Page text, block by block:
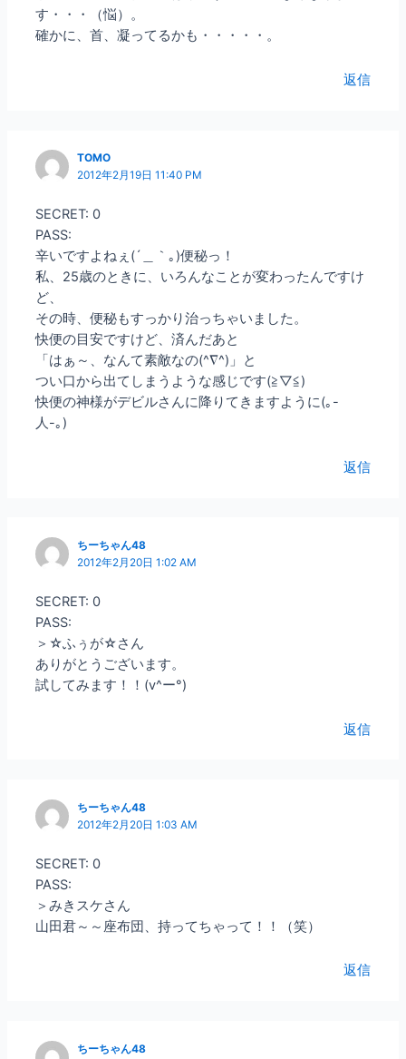
す・・・（悩）。
確かに、首、凝ってるかも・・・・・。
返信
TOMO
2012年2月19日 11:40 PM
SECRET: 0
PASS:
辛いですよねぇ(´＿｀｡)便秘っ！
私、25歳のときに、いろんなことが変わったんですけ
ど、
その時、便秘もすっかり治っちゃいました。
快便の目安ですけど、済んだあと
「はぁ～、なんて素敵なの(^∇^)」と
つい口から出てしまうような感じです(≧▽≦)
快便の神様がデビルさんに降りてきますように(｡-
人-｡)
返信
ちーちゃん48
2012年2月20日 1:02 AM
SECRET: 0
PASS:
＞☆ふぅが☆さん
ありがとうございます。
試してみます！！(v^ー°)
返信
ちーちゃん48
2012年2月20日 1:03 AM
SECRET: 0
PASS:
＞みきスケさん
山田君～～座布団、持ってちゃって！！（笑）
返信
ちーちゃん48